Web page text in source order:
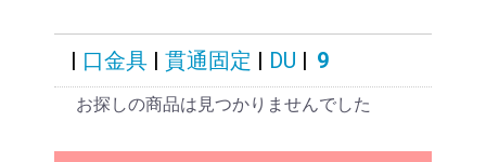
| 口金具 | 貫通固定 | DU | 9
お探しの商品は見つかりませんでした